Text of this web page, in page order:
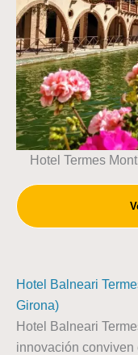
Hotel Termes
Hotel Balneari
Girona)
Hotel Balneari
innovación conviven